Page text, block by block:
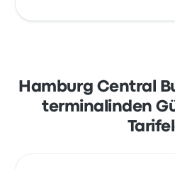
Hamburg Central
terminalinden